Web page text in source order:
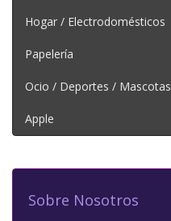
Hogar / Electrodomésticos
Papelería
Ocio / Deportes / Mascotas
Apple
Sobre Nosotros